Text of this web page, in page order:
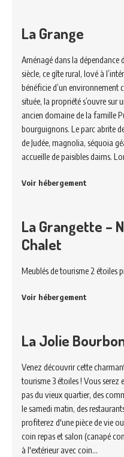
La Grange
Aménagé dans la dépendance
siècle, ce gîte rural, lové à
bénéficie d’un environnement
située, la propriété s’ouvre sur
ancien domaine de la famille
bourguignons. Le parc abrite
de Judée, magnolia, séquoia
accueille de paisibles daims.
Voir hébergement
La Grangette –
Chalet
Meublés de tourisme 2 étoiles
Voir hébergement
La Jolie
Venez découvrir cette
tourisme 3 étoiles ! Vous
pas du vieux quartier, des
le samedi matin, des
profiterez d'une pièce de vie
coin repas et salon (canapé
à l'extérieur avec coin…